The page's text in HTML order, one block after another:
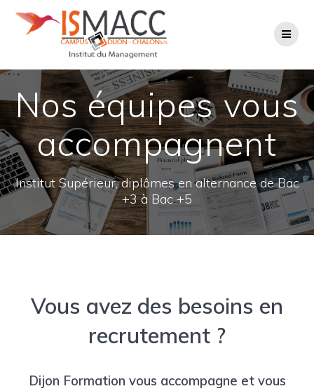
Skip
content
Nos équipes vous
accompagnent
Institut Supérieur, diplômes en alternance de Bac
+3 à Bac +5
Vous avez des besoins en
recrutement ?
Dijon Formation vous accompagne et vous